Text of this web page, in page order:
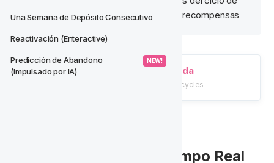
Una Semana de Depósito Consecutivo
Reactivación (Enteractive)
Predicción de Abandono
(Impulsado por IA)
NEW!
vida y ya no serán elegibles para recompensas
Construcción de Ciclos de Vida
/tutorials/ciclos-de-vida/building-lifecycles
🥇 Recompensas en Tiempo Real